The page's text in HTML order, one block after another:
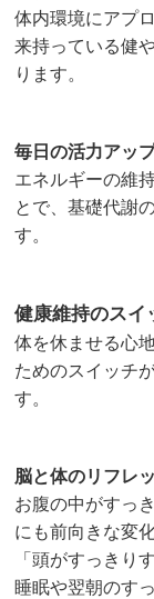
体内環境にアプ
来持っている健
ります。
毎日の活力アッ
エネルギーの維
とで、基礎代謝
す。
健康維持のスイ
体を休ませる心
ためのスイッチ
す。
脳と体のリフレ
お腹の中がすっ
にも前向きな変
「頭がすっきり
睡眠や翌朝のす